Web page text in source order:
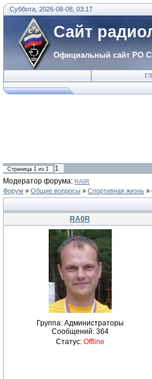
Суббота, 2026-08-08, 03:17
Сайт
Официальный сайт РО
Страница 1 из 1
1
Модератор форума: RA0R
Форум » Общие вопросы » Спортивная жизнь »
RA0R
Группа: Администраторы
Сообщений: 364
Статус: Offline